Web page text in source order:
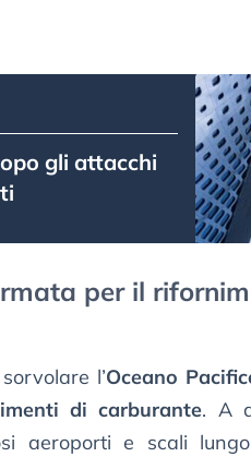
gli attacchi
per il
l’Oceano
di carburante. A
aeroporti e scali